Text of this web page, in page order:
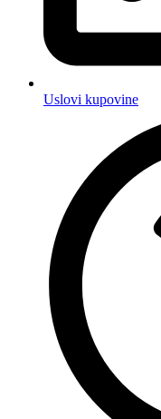
Uslovi kupovine